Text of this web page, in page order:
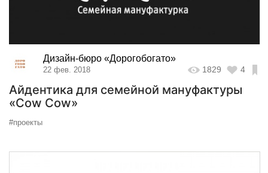
Дизайн-бюро «Дорогобогато»
22 фев. 2018 1829 4
Айдентика для семейной мануфактуры
«Cow Cow»
#проекты